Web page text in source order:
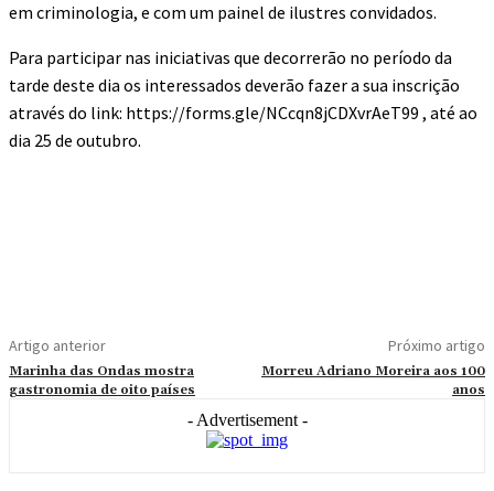
em criminologia, e com um painel de ilustres convidados.
Para participar nas iniciativas que decorrerão no período da
tarde deste dia os interessados deverão fazer a sua inscrição
através do link: https://forms.gle/NCcqn8jCDXvrAeT99 , até ao
dia 25 de outubro.
Artigo anterior
Marinha das Ondas mostra
gastronomia de oito países
Próximo artigo
Morreu Adriano Moreira aos 100
anos
- Advertisement -